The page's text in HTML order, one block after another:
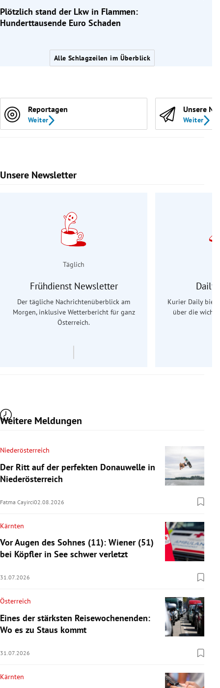
Plötzlich stand der Lkw in Flammen:
Hunderttausende Euro Schaden
Alle Schlagzeilen im Überblick
Reportagen
Weiter
Unsere
Weiter
Unsere Newsletter
Slide 1 von 9
Täglich
Frühdienst Newsletter
Der tägliche Nachrichtenüberblick am
Morgen, inklusive Wetterbericht für ganz
Österreich.
Daily
Kurier Daily
über die
Weitere Meldungen
Niederösterreich
Der Ritt auf der perfekten Donauwelle in
Niederösterreich
Fatma Cayirci02.08.2026
Kärnten
Vor Augen des Sohnes (11): Wiener (51)
bei Köpfler in See schwer verletzt
31.07.2026
Österreich
Eines der stärksten Reisewochenenden:
Wo es zu Staus kommt
31.07.2026
Kärnten